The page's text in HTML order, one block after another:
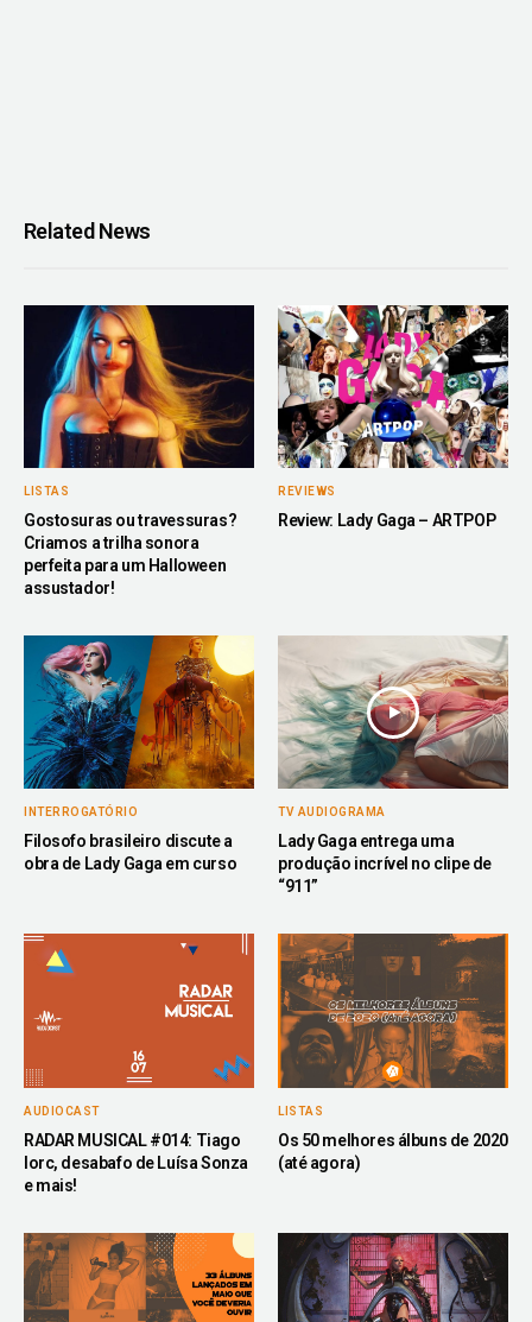
Related News
LISTAS
Gostosuras ou travessuras?
Criamos a trilha sonora
perfeita para um Halloween
assustador!
REVIEWS
Review: Lady Gaga – ARTPOP
INTERROGATÓRIO
Filosofo brasileiro discute a
obra de Lady Gaga em curso
TV AUDIOGRAMA
Lady Gaga entrega uma
produção incrível no clipe de
“911”
AUDIOCAST
RADAR MUSICAL #014: Tiago
Iorc, desabafo de Luísa Sonza
e mais!
LISTAS
Os 50 melhores álbuns de 2020
(até agora)